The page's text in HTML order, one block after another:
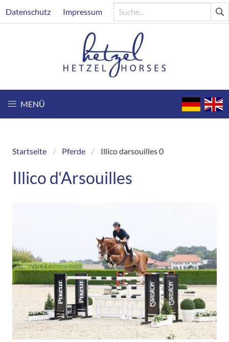
zum
Header
Datenschutz Impressum
MENÜ
Breadcrumb
Startseite Pferde Illico darsouilles 0
Illico d‘Arsouilles